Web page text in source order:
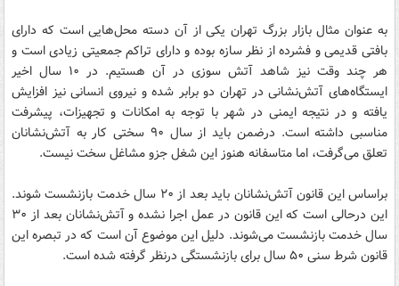
به عنوان مثال بازار بزرگ تهران یکی از آن دسته محل‌هایی است که دارای
بافتی قدیمی و فشرده از نظر سازه بوده و دارای تراکم جمعیتی زیادی است و
هر چند وقت نیز شاهد آتش سوزی در آن هستیم. در ۱۰ سال اخیر
ایستگاه‌های آتش‌نشانی در تهران دو برابر شده و نیروی انسانی نیز افزایش
یافته و در نتیجه ایمنی در شهر با توجه به امکانات و تجهیزات، پیشرفت
مناسبی داشته است. درضمن باید از سال ۹۰ سختی کار به آتش‌نشانان
تعلق می‌گرفت، اما متاسفانه هنوز این شغل جزو مشاغل سخت نیست.
براساس این قانون آتش‌نشانان باید بعد از ۲۰ سال خدمت بازنشست شوند.
این درحالی است که این قانون در عمل اجرا نشده و آتش‌نشانان بعد از ۳۰
سال خدمت بازنشست می‌شوند. دلیل این موضوع آن است که در تبصره این
قانون شرط سنی ۵۰ سال برای بازنشستگی درنظر گرفته شده است.